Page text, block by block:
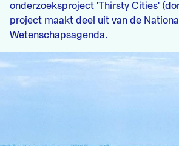
onderzoeksproject 'Thirsty Cities'
project maakt deel uit van de
Wetenschapsagenda.